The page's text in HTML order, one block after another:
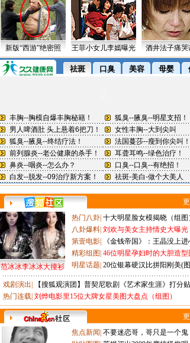
新版“西游”绝密照 王菲小女儿李嫣曝光 酒井法子痛哭
范冰冰李冰冰大撞衫
热门八卦 十大明星脸女模揭晓（组图
八卦爆料 刘欢与美女主持情史大曝光
第壹电影
《金钱帝国》：王晶没上进
精彩组图 46位明星孕妇时的大胆造型
明星话题 20位银幕硬汉比拼阳刚美(
戏剧演出
【搜狐观演团】普契尼歌剧《艺术家生涯》打分贴
热门连载 刘烨电影里15位大牌女星美图大盘点（组图）
焦点新闻 不要迷恋哥，哥只是一个鬼